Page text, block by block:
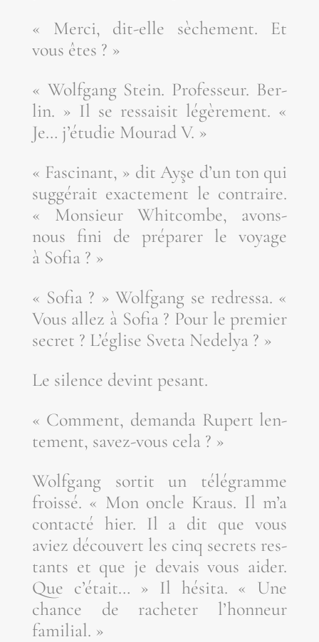
« Mer­ci, dit-elle sèche­ment. Et
vous êtes ? »
« Wolf­gang Stein. Pro­fes­seur. Ber­
lin. » Il se res­sai­sit légè­re­ment. «
Je… j’é­tu­die Mou­rad V. »
« Fas­ci­nant, » dit Ayşe d’un ton qui
sug­gé­rait exac­te­ment le contraire.
« Mon­sieur Whit­combe, avons-
nous fini de pré­pa­rer le voyage
à Sofia ? »
« Sofia ? » Wolf­gang se redres­sa. «
Vous allez à Sofia ? Pour le pre­mier
secret ? L’é­glise Sve­ta Nedelya ? »
Le silence devint pesant.
« Com­ment, deman­da Rupert len­
te­ment, savez-vous cela ? »
Wolf­gang sor­tit un télé­gramme
frois­sé. « Mon oncle Kraus. Il m’a
contac­té hier. Il a dit que vous
aviez décou­vert les cinq secrets res­
tants et que je devais vous aider.
Que c’é­tait… » Il hési­ta. « Une
chance de rache­ter l’hon­neur
familial. »